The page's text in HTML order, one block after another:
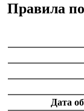
Правила
Дата